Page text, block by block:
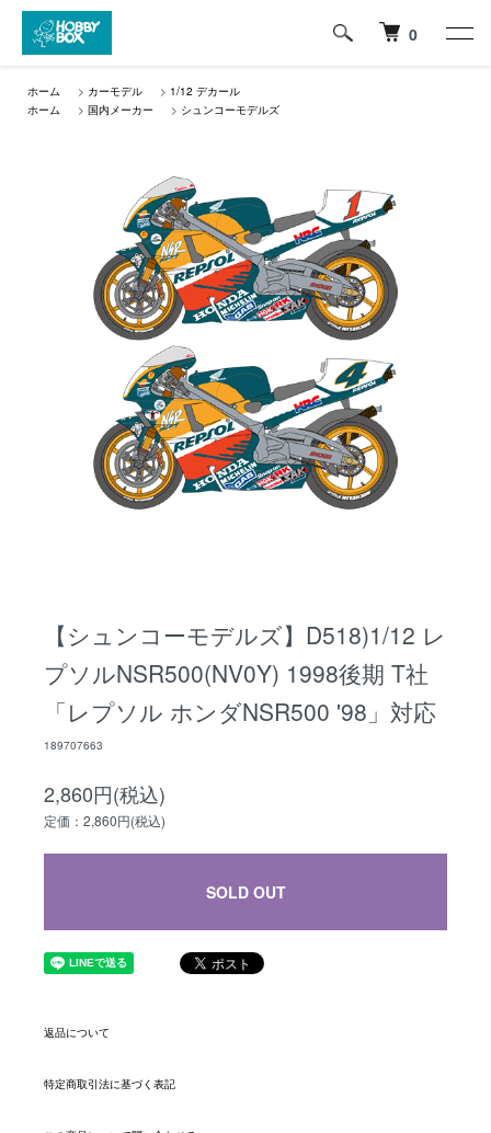
0
ホーム > カーモデル > 1/12 デカール
ホーム
> 国内メーカー > シュンコーモデルズ
【シュンコーモデルズ】D518)1/12 レ
プソルNSR500(NV0Y) 1998後期 T社
「レプソル ホンダNSR500 '98」対応
189707663
2,860円(税込)
定価：2,860円(税込)
SOLD OUT
返品について
特定商取引法に基づく表記